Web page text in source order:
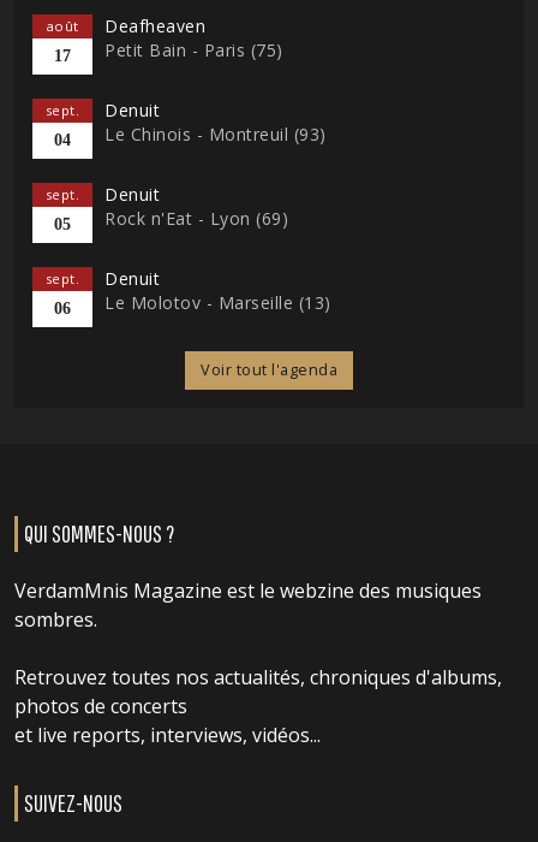
août
17
Deafheaven
Petit Bain - Paris (75)
sept.
04
Denuit
Le Chinois - Montreuil (93)
sept.
05
Denuit
Rock n'Eat - Lyon (69)
sept.
06
Denuit
Le Molotov - Marseille (13)
Voir tout l'agenda
QUI SOMMES-NOUS ?
VerdamMnis Magazine est le webzine des musiques
sombres.
Retrouvez toutes nos actualités, chroniques d'albums,
photos de concerts
et live reports, interviews, vidéos...
SUIVEZ-NOUS